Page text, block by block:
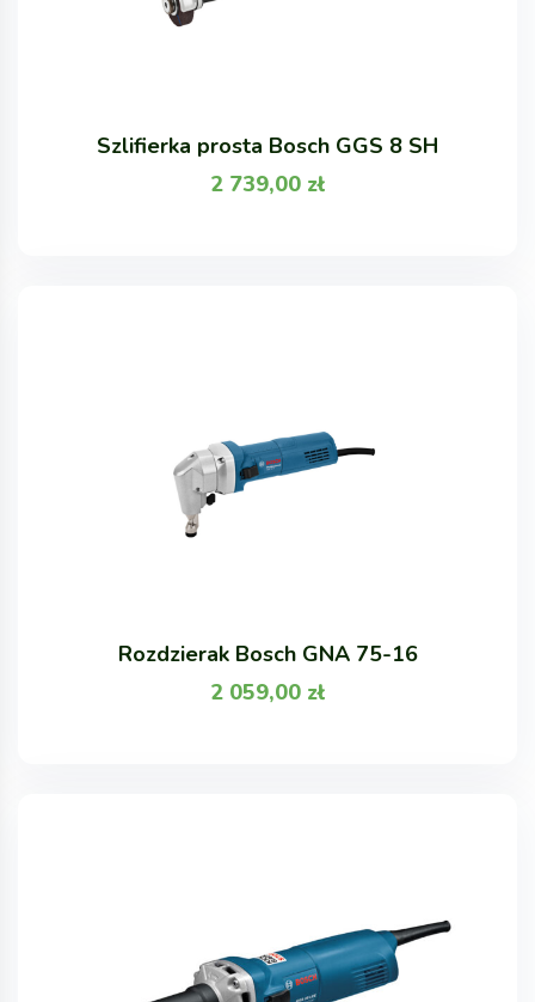
Szlifierka prosta Bosch GGS 8 SH
2 739,00 zł
Rozdzierak Bosch GNA 75-16
2 059,00 zł